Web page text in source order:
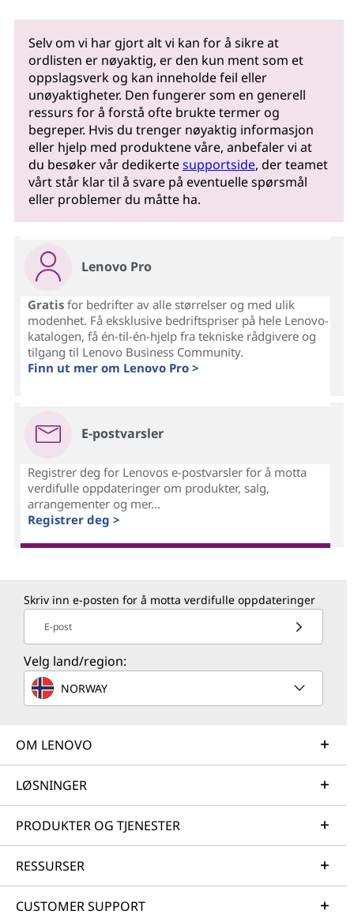
Selv om vi har gjort alt vi kan for å sikre at
ordlisten er nøyaktig, er den kun ment som et
oppslagsverk og kan inneholde feil eller
unøyaktigheter. Den fungerer som en generell
ressurs for å forstå ofte brukte termer og
begreper. Hvis du trenger nøyaktig informasjon
eller hjelp med produktene våre, anbefaler vi at
du besøker vår dedikertesupportside, der teamet
vårt står klar til å svare på eventuelle spørsmål
eller problemer du måtte ha.
Lenovo Pro
Gratisfor bedrifter av alle størrelser og med ulik
modenhet. Få eksklusive bedriftspriser på hele Lenovo-
katalogen, få én-til-én-hjelp fra tekniske rådgivere og
tilgang til Lenovo Business Community.
Finn ut mer om Lenovo Pro >
E-postvarsler
Registrer deg for Lenovos e-postvarsler for å motta
verdifulle oppdateringer om produkter, salg,
arrangementer og mer...
Registrer deg >
Skriv inn e-posten for å motta verdifulle oppdateringer
E-post
Velg land/region:
NORWAY
OM LENOVO
LØSNINGER
PRODUKTER OG TJENESTER
RESSURSER
CUSTOMER SUPPORT